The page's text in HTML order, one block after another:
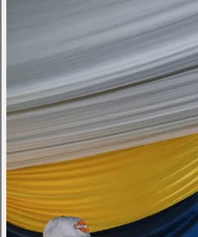
BERITA · HALAMAN1/7